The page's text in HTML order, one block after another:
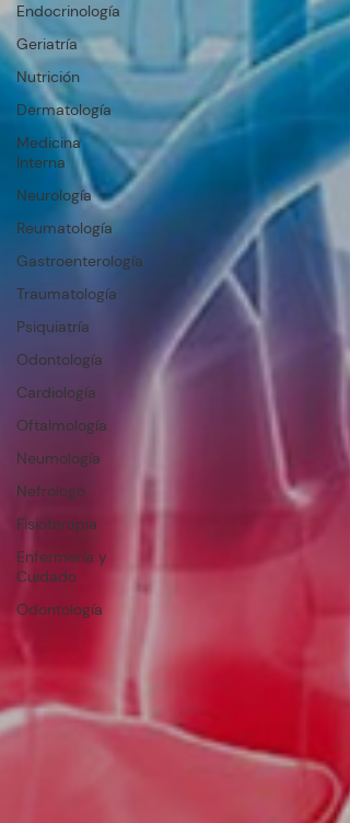
Endocrinología
Geriatría
Nutrición
Dermatología
Medicina
Interna
Neurología
Reumatología
Gastroenterología
Traumatología
Psiquiatría
Odontología
Cardiología
Oftalmología
Neumología
Nefrologo
Fisioterapia
Enfermería y
Cuidado
Odontología